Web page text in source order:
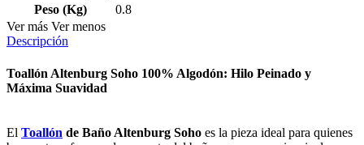
Peso (Kg)
0.8
Ver más Ver menos
Descripción
Toallón Altenburg Soho 100% Algodón: Hilo Peinado y
Máxima Suavidad
El Toallón de Baño Altenburg Soho es la pieza ideal para quienes